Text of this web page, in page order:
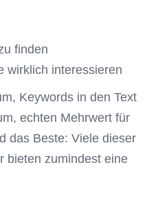
finden
wirklich interessieren
Keywords in den Text
echten Mehrwert für
das Beste: Viele dieser
bieten zumindest eine